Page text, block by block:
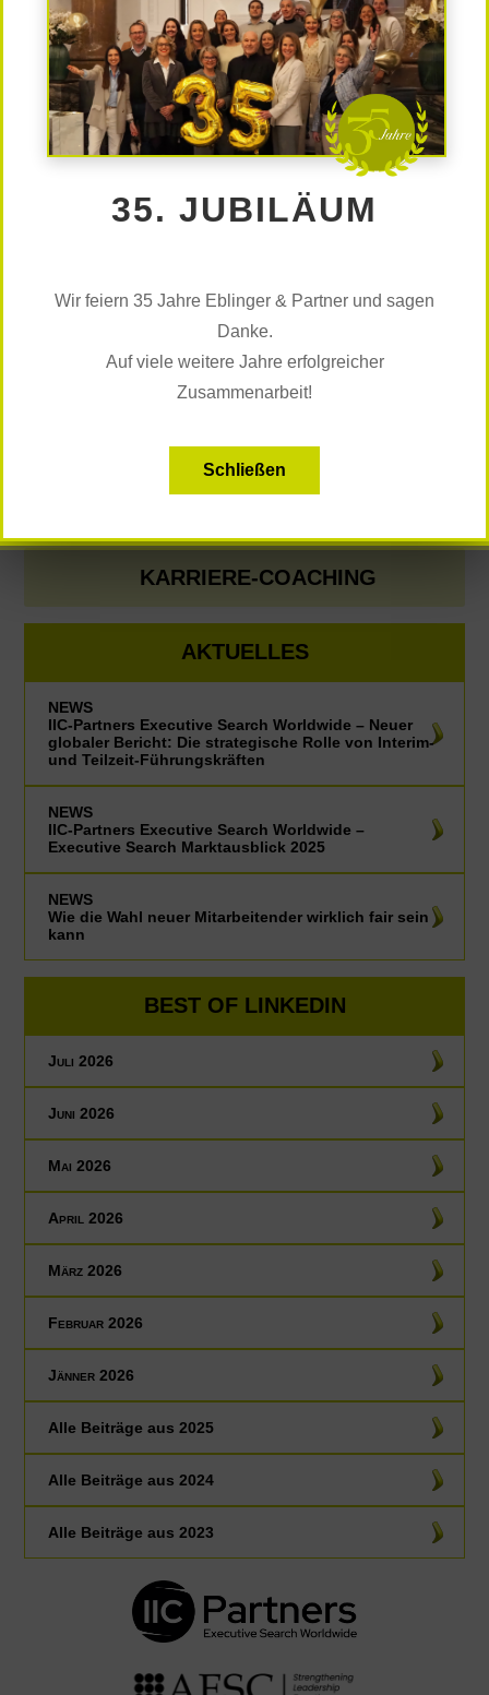
Charisma, die Wirkung des narzisstischen Anteils
Die Kunst zusammen zu spielen -> Begeisterung und
Innovation im Team
Charismatisch. Präsent. Einzigartig. ->
Präsentationstechniken 1
Stressmanagement -> Im Auge des Orkans
Bei allen Trainings/Workshops sind die Lern-
Improvisationstheaters
Reflexions- und Feedback-Runden unter den
Teilnehmer/innen
intensive Führung und Betreuung der Groß-Gruppe, der
ZURÜCK ZU ANGEBOT
KARRIERE-COACHING
AKTUELLES
NEWS
IIC-Partners Executive Search Worldwide – Neuer
globaler Bericht: Die strategische Rolle von Interim-
und Teilzeit-Führungskräften
NEWS
IIC-Partners Executive Search Worldwide –
Executive Search Marktausblick 2025
NEWS
Wie die Wahl neuer Mitarbeitender wirklich fair sein
kann
BEST OF LINKEDIN
Juli 2026
Juni 2026
Mai 2026
April 2026
März 2026
Februar 2026
Jänner 2026
Alle Beiträge aus 2025
Alle Beiträge aus 2024
Alle Beiträge aus 2023
35. JUBILÄUM
Wir feiern 35 Jahre Eblinger & Partner und sagen
Danke.
Auf viele weitere Jahre erfolgreicher
Zusammenarbeit!
Schließen